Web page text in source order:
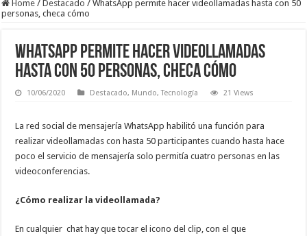
Home / Destacado / WhatsApp permite hacer videollamadas hasta con 50
personas, checa cómo
WhatsApp permite hacer videollamadas
hasta con 50 personas, checa cómo
10/06/2020 Destacado, Mundo,Tecnología 21 Views
La red social de mensajería WhatsApp habilitó una función para
realizar videollamadas con hasta 50 participantes cuando hasta hace
poco el servicio de mensajería solo permitía cuatro personas en las
videoconferencias.
¿Cómo realizar la videollamada?
En cualquier chat hay que tocar el icono del clip, con el que